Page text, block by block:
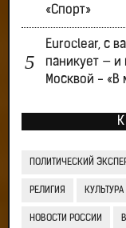
«Спорт»
Euroclear, с
паникует —
Москвой - «В
ПОЛИТИЧЕСКИЙ
РЕЛИГИЯ КУЛЬТУРА
НОВОСТИ РОССИИ